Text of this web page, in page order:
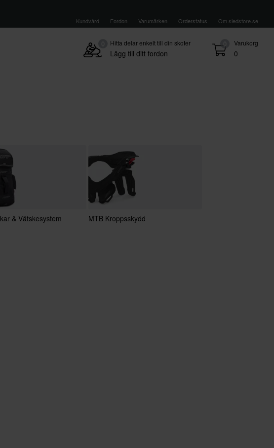
Kundvård Fordon Varumärken Orderstatus Om sledstore.se
0 Varukorg
0
Hitta delar enkelt till din skoter
Lägg till ditt fordon
& Vätskesystem MTB Kroppsskydd